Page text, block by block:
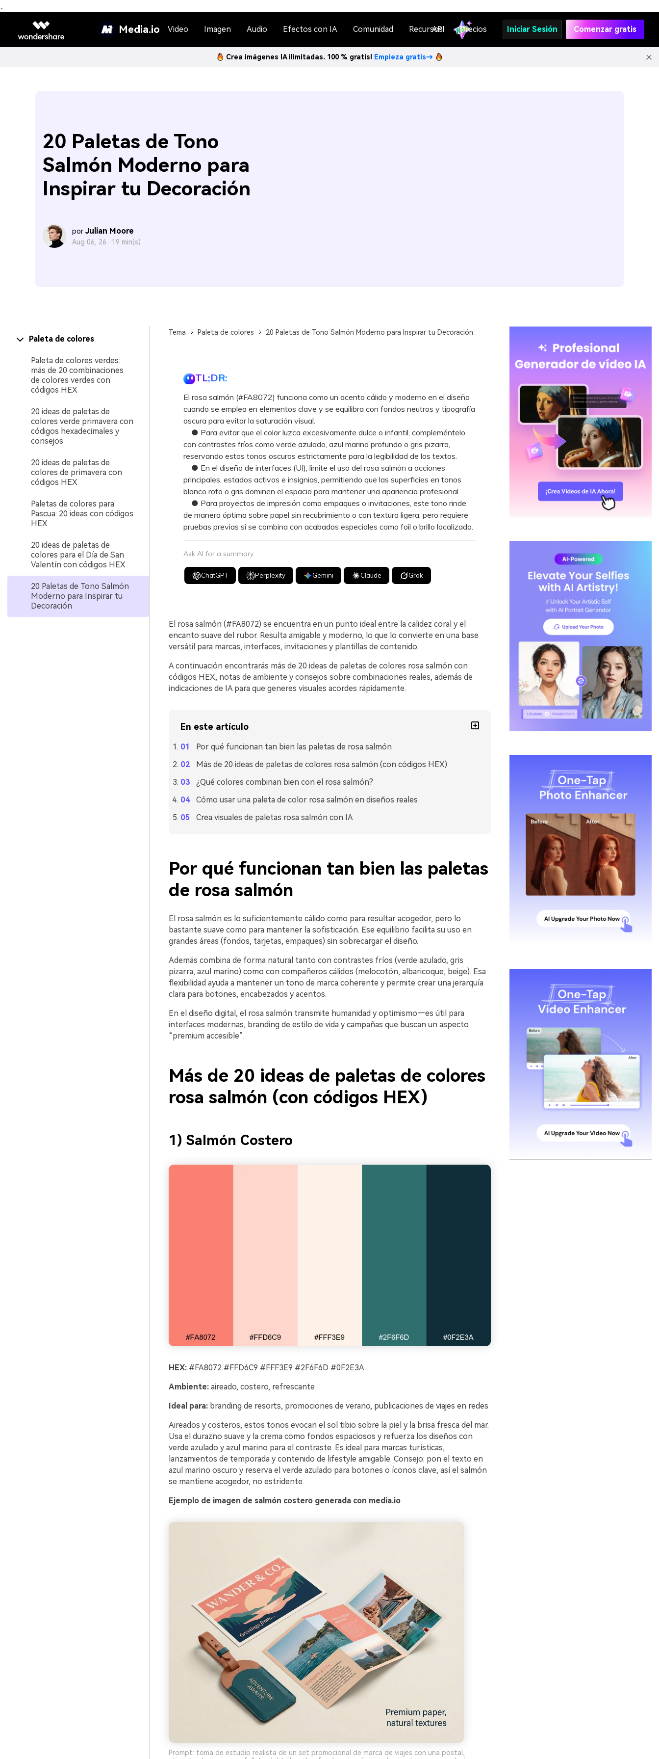
、
Media.io Video Imagen Audio Efectos con IA Comunidad Recursos
API Precios Iniciar Sesión Comenzar gratis
Crea imágenes IA ilimitadas. 100 % gratis! Empieza gratis→
20 Paletas de Tono
Salmón Moderno para
Inspirar tu Decoración
por Julian Moore
Aug 06, 26 · 19 min(s)
Paleta de colores
Paleta de colores verdes:
más de 20 combinaciones
de colores verdes con
códigos HEX
20 ideas de paletas de
colores verde primavera con
códigos hexadecimales y
consejos
20 ideas de paletas de
colores de primavera con
códigos HEX
Paletas de colores para
Pascua: 20 ideas con códigos
HEX
20 ideas de paletas de
colores para el Día de San
Valentín con códigos HEX
20 Paletas de Tono Salmón
Moderno para Inspirar tu
Decoración
Tema Paleta de colores 20 Paletas de Tono Salmón Moderno para Inspirar tu Decoración
TL;DR:
El rosa salmón (#FA8072) funciona como un acento cálido y moderno en el diseño
cuando se emplea en elementos clave y se equilibra con fondos neutros y tipografía
oscura para evitar la saturación visual.
● Para evitar que el color luzca excesivamente dulce o infantil, compleméntelo
con contrastes fríos como verde azulado, azul marino profundo o gris pizarra,
reservando estos tonos oscuros estrictamente para la legibilidad de los textos.
● En el diseño de interfaces (UI), limite el uso del rosa salmón a acciones
principales, estados activos e insignias, permitiendo que las superficies en tonos
blanco roto o gris dominen el espacio para mantener una apariencia profesional.
● Para proyectos de impresión como empaques o invitaciones, este tono rinde
de manera óptima sobre papel sin recubrimiento o con textura ligera, pero requiere
pruebas previas si se combina con acabados especiales como foil o brillo localizado.
Ask AI for a summary
ChatGPT Perplexity Gemini Claude Grok
El rosa salmón (#FA8072) se encuentra en un punto ideal entre la calidez coral y el
encanto suave del rubor. Resulta amigable y moderno, lo que lo convierte en una base
versátil para marcas, interfaces, invitaciones y plantillas de contenido.
A continuación encontrarás más de 20 ideas de paletas de colores rosa salmón con
códigos HEX, notas de ambiente y consejos sobre combinaciones reales, además de
indicaciones de IA para que generes visuales acordes rápidamente.
En este artículo
Por qué funcionan tan bien las paletas de rosa salmón
Más de 20 ideas de paletas de colores rosa salmón (con códigos HEX)
¿Qué colores combinan bien con el rosa salmón?
Cómo usar una paleta de color rosa salmón en diseños reales
Crea visuales de paletas rosa salmón con IA
Por qué funcionan tan bien las paletas
de rosa salmón
El rosa salmón es lo suficientemente cálido como para resultar acogedor, pero lo
bastante suave como para mantener la sofisticación. Ese equilibrio facilita su uso en
grandes áreas (fondos, tarjetas, empaques) sin sobrecargar el diseño.
Además combina de forma natural tanto con contrastes fríos (verde azulado, gris
pizarra, azul marino) como con compañeros cálidos (melocotón, albaricoque, beige). Esa
flexibilidad ayuda a mantener un tono de marca coherente y permite crear una jerarquía
clara para botones, encabezados y acentos.
En el diseño digital, el rosa salmón transmite humanidad y optimismo—es útil para
interfaces modernas, branding de estilo de vida y campañas que buscan un aspecto
“premium accesible”.
Más de 20 ideas de paletas de colores
rosa salmón (con códigos HEX)
1) Salmón Costero
HEX:#FA8072 #FFD6C9 #FFF3E9 #2F6F6D #0F2E3A
Ambiente:aireado, costero, refrescante
Ideal para:branding de resorts, promociones de verano, publicaciones de viajes en redes
Aireados y costeros, estos tonos evocan el sol tibio sobre la piel y la brisa fresca del mar.
Usa el durazno suave y la crema como fondos espaciosos y refuerza los diseños con
verde azulado y azul marino para el contraste. Es ideal para marcas turísticas,
lanzamientos de temporada y contenido de lifestyle amigable. Consejo: pon el texto en
azul marino oscuro y reserva el verde azulado para botones o íconos clave, así el salmón
se mantiene acogedor, no estridente.
Ejemplo de imagen de salmón costero generada con media.io
Prompt: toma de estudio realista de un set promocional de marca de viajes con una postal,